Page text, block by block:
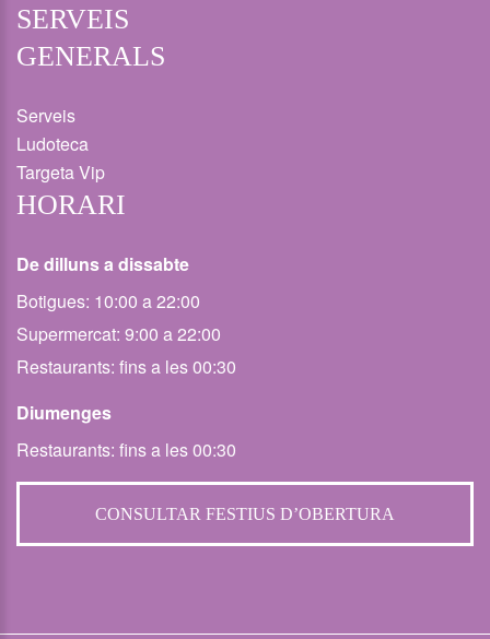
SERVEIS
GENERALS
Serveis
Ludoteca
Targeta Vip
HORARI
De dilluns a dissabte
Botigues: 10:00 a 22:00
Supermercat: 9:00 a 22:00
Restaurants: fins a les 00:30
Diumenges
Restaurants: fins a les 00:30
CONSULTAR FESTIUS D’OBERTURA